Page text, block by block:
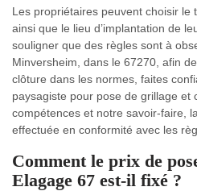
Les propriétaires peuvent choisir le
ainsi que le lieu d’implantation de
souligner que des règles sont à
Minversheim, dans le 67270, afin
clôture dans les normes, faites
paysagiste pour pose de grillage et
compétences et notre savoir-faire,
effectuée en conformité avec les
Comment le prix de
Elagage 67 est-il fixé ?